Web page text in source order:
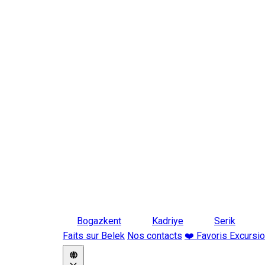
Bogazkent Kadriye
Serik
Faits sur Belek Nos contacts ❤️ Favoris